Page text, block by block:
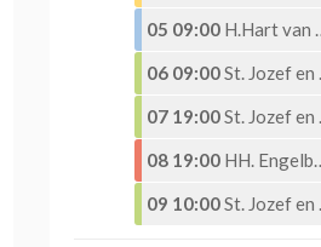
05 09:00 H.Hart van Jezuskerk – Eucharistieviering
06 09:00St. Jozef en St. Martinus – Eucharistieviering
07 19:00St. Jozef en St. Martinuskerk – Eucharistieviering met Eucharistische aanbidding
08 19:00 HH. Engelbewaarderskerk – Eucharistieviering –
09 10:00St. Jozef en St. Martinuskerk – Eucharistieviering